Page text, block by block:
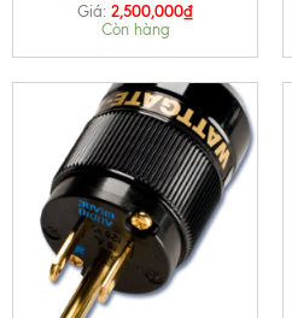
Giá: 2,500,000₫
Còn hàng